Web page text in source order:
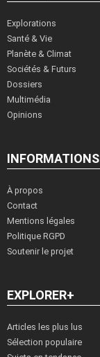
Explorations
Santé & Vie
Planète & Climat
Sociétés & Futurs
Dossiers
Multimédia
Opinions
INFORMATIONS
À propos
Contact
Mentions légales
Politique RGPD
Soutenir le projet
EXPLORER+
Articles les plus lus
Sélection populaire